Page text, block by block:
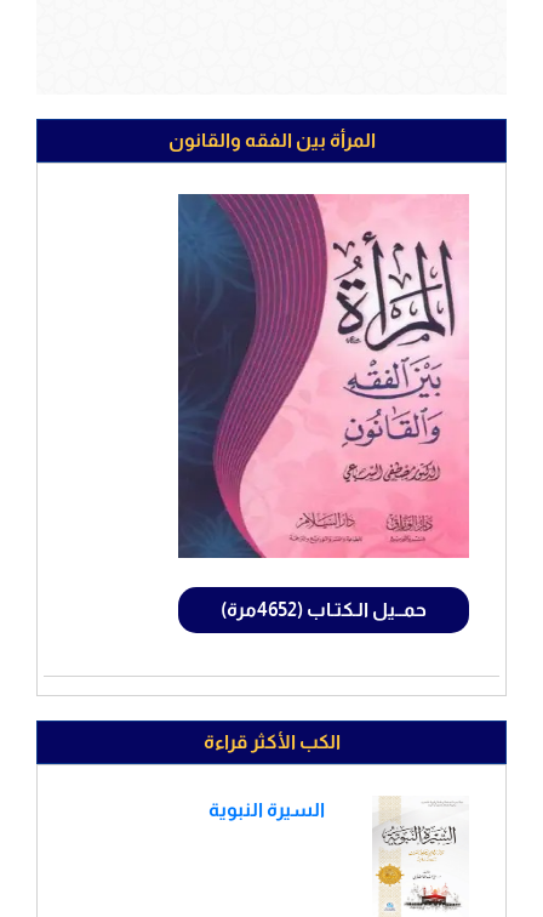
المرأة بين الفقه والقانون
حمــيل الـكتـاب (4652مرة)
الكب الأكثر قراءة
السيرة النبوية